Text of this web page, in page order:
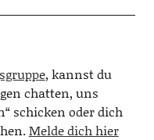
, kannst du
chatten, uns
schicken oder dich
Melde dich hier